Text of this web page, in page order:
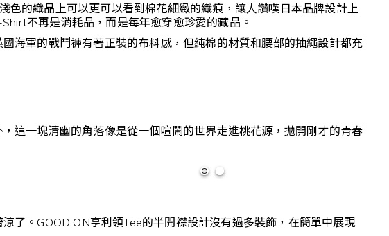
色的織品上可以更可以看到棉花細緻的織痕，讓人讚嘆日本品牌設計上
不再是消耗品，而是每年愈穿愈珍愛的藏品。
海軍的戰鬥褲有著正裝的布料感，但純棉的材質和腰部的抽繩設計都充
這一塊清幽的角落像是從一個喧鬧的世界走進桃花源，拋開剛才的青春
了。GOOD ON亨利領Tee的半開襟設計沒有過多裝飾，在簡單中展現